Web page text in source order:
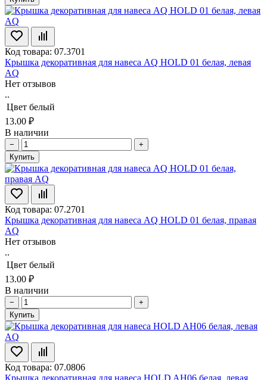
Код товара: 07.3701
Крышка декоративная для навеса AQ HOLD 01 белая, левая
AQ
Нет отзывов
..
Цвет белый
13.00 ₽
В наличии
−
+
Купить
Код товара: 07.2701
Крышка декоративная для навеса AQ HOLD 01 белая, правая
AQ
Нет отзывов
..
Цвет белый
13.00 ₽
В наличии
−
+
Купить
Код товара: 07.0806